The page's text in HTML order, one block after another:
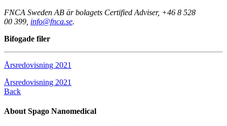
FNCA Sweden AB är bolagets Certified Adviser, +46 8 528
00 399, info@fnca.se.
Bifogade filer
Årsredovisning 2021
Årsredovisning 2021
Back
About Spago Nanomedical